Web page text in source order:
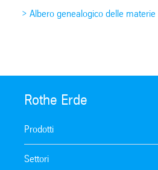
> Albero genealogico delle materie
Rothe Erde
Prodotti
Settori